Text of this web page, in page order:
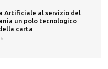
Artificiale al servizio del
un polo tecnologico
carta